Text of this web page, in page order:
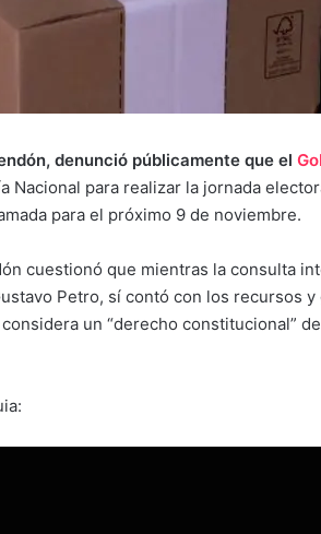
denunció públicamente que el
Nacional para realizar la jornada
para el próximo 9 de noviembre.
cuestionó que mientras la consulta
Petro, sí contó con los recursos y
un “derecho constitucional”